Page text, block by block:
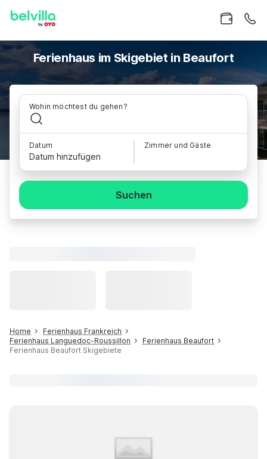
Ferienhaus im Skigebiet in Beaufort
Wohin möchtest du gehen?
Datum
Datum hinzufügen
Zimmer und Gäste
Suchen
Home
Ferienhaus Frankreich
Ferienhaus Languedoc-Roussillon
Ferienhaus Beaufort
Ferienhaus Beaufort Skigebiete